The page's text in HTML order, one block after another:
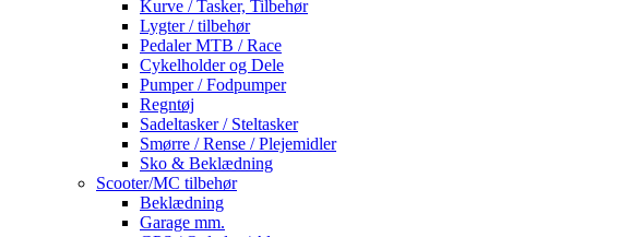
Kurve / Tasker, Tilbehør
Lygter / tilbehør
Pedaler MTB / Race
Cykelholder og Dele
Pumper / Fodpumper
Regntøj
Sadeltasker / Steltasker
Smørre / Rense / Plejemidler
Sko & Beklædning
Scooter/MC tilbehør
Beklædning
Garage mm.